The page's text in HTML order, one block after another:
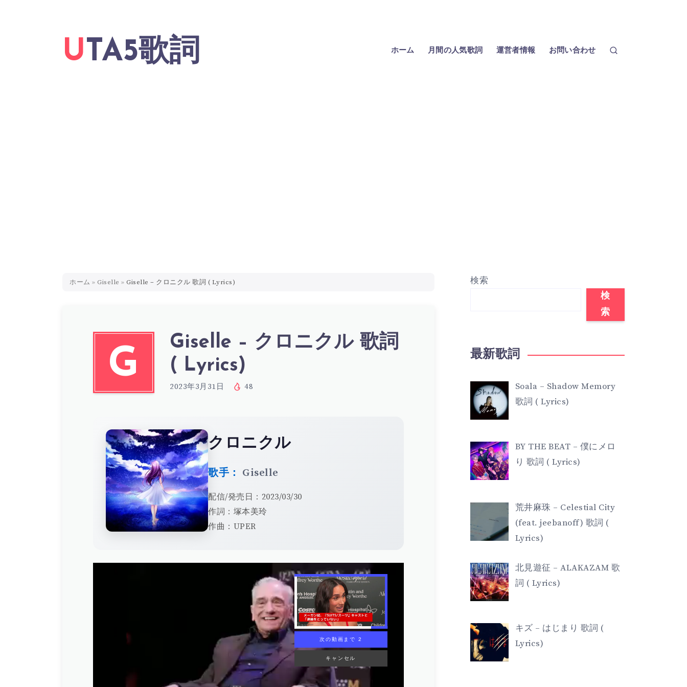
UTA5歌詞 ホーム 月間の人気歌詞 運営者情報 お問い合わせ
ホーム » Giselle » Giselle – クロニクル 歌詞 ( Lyrics)
G
Giselle – クロニクル 歌詞
( Lyrics)
2023年3月31日 48
クロニクル
歌手： Giselle
配信/発売日：2023/03/30
作詞：塚本美玲
作曲：UPER
次の動画まで 1
キャンセル
検索
検
索
最新歌詞
Soala – Shadow Memory
歌詞 ( Lyrics)
BY THE BEAT – 僕にメロ
り 歌詞 ( Lyrics)
荒井麻珠 – Celestial City
(feat. jeebanoff) 歌詞 (
Lyrics)
北見遊征 – ALAKAZAM 歌
詞 ( Lyrics)
キズ – はじまり 歌詞 (
Lyrics)